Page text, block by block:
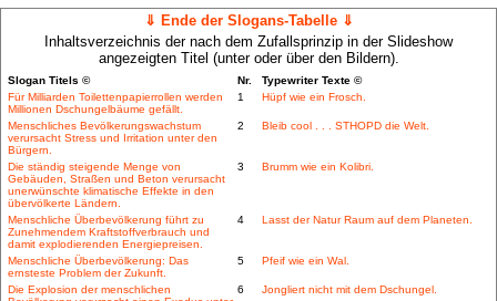
⇓ Ende der Slogans-Tabelle ⇓
Inhaltsverzeichnis der nach dem Zufallsprinzip in der Slideshow
angezeigten Titel (unter oder über den Bildern).
Slogan Titels © Nr.
Typewriter Texte ©
Für Milliarden Toilettenpapierrollen werden
Millionen Dschungelbäume gefällt.
1 Hüpf wie ein Frosch.
Menschliches Bevölkerungswachstum
verursacht Stress und Irritation unter den
Bürgern.
2 Bleib cool . . . STHOPD die Welt.
Die ständig steigende Menge von
Gebäuden, Straßen und Beton verursacht
unerwünschte klimatische Effekte in den
übervölkerte Ländern.
3 Brumm wie ein Kolibri.
Menschliche Überbevölkerung führt zu
Zunehmendem Kraftstoffverbrauch und
damit explodierenden Energiepreisen.
4 Lasst der Natur Raum auf dem Planeten.
Menschliche Überbevölkerung: Das
ernsteste Problem der Zukunft.
5 Pfeif wie ein Wal.
Die Explosion der menschlichen
6 Jongliert nicht mit dem Dschungel.